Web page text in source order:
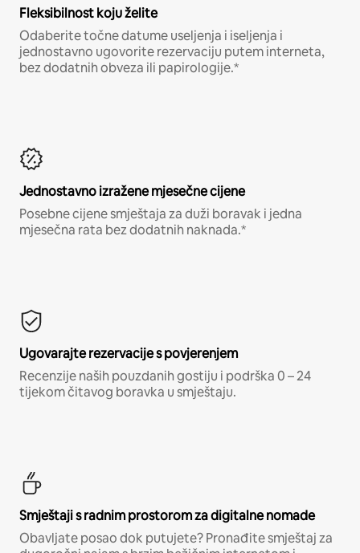
Fleksibilnost koju želite
Odaberite točne datume useljenja i iseljenja i
jednostavno ugovorite rezervaciju putem interneta,
bez dodatnih obveza ili papirologije.*
Jednostavno izražene mjesečne cijene
Posebne cijene smještaja za duži boravak i jedna
mjesečna rata bez dodatnih naknada.*
Ugovarajte rezervacije s povjerenjem
Recenzije naših pouzdanih gostiju i podrška 0 – 24
tijekom čitavog boravka u smještaju.
Smještaji s radnim prostorom za digitalne nomade
Obavljate posao dok putujete? Pronađite smještaj za